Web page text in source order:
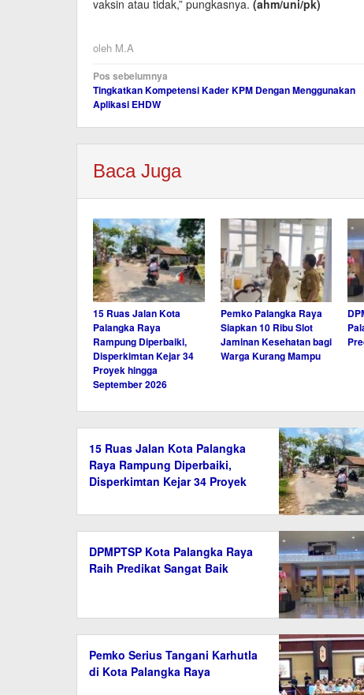
vaksin atau tidak,” pungkasnya. (ahm/uni/pk)
oleh M.A
Navigasi
pos
Pos sebelumnya
Tingkatkan Kompetensi Kader KPM Dengan Menggunakan
Aplikasi EHDW
Baca Juga
15 Ruas Jalan Kota
Palangka Raya
Rampung Diperbaiki,
Disperkimtan Kejar 34
Proyek hingga
September 2026
Pemko Palangka Raya
Siapkan 10 Ribu Slot
Jaminan Kesehatan bagi
Warga Kurang Mampu
15 Ruas Jalan Kota Palangka
Raya Rampung Diperbaiki,
Disperkimtan Kejar 34 Proyek
DPMPTSP Kota Palangka Raya
Raih Predikat Sangat Baik
Pemko Serius Tangani Karhutla
di Kota Palangka Raya